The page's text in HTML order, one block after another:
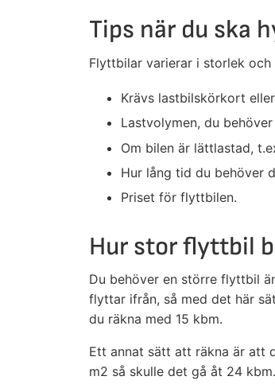
Tips när du ska
Flyttbilar varierar i storlek
Krävs lastbilskörkort
Lastvolymen, du
Om bilen är lättlastad,
Hur lång tid du behöver
Priset för flyttbilen.
Hur stor flyttbil
Du behöver en större flyttbil
flyttar ifrån, så med det här
du räkna med 15 kbm.
Ett annat sätt att räkna är att
m2 så skulle det gå åt 24 kbm.